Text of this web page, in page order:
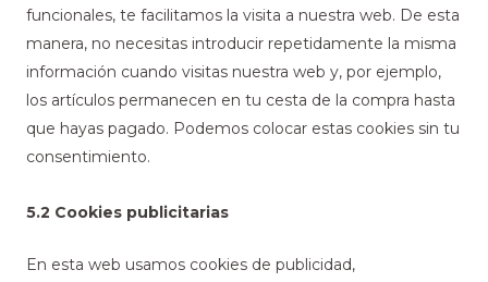
funcionales, te facilitamos la visita a nuestra web. De esta
manera, no necesitas introducir repetidamente la misma
información cuando visitas nuestra web y, por ejemplo,
los artículos permanecen en tu cesta de la compra hasta
que hayas pagado. Podemos colocar estas cookies sin tu
consentimiento.
5.2 Cookies publicitarias
En esta web usamos cookies de publicidad,